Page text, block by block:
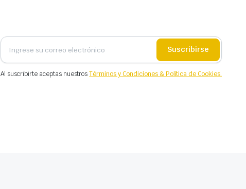
Suscribirse
Al suscribirte aceptas nuestrosTérminos y Condiciones & Política de Cookies.